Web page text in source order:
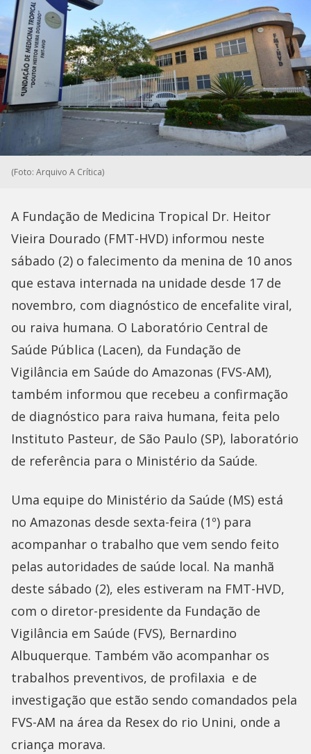
(Foto: Arquivo A Crítica)
A Fundação de Medicina Tropical Dr. Heitor
Vieira Dourado (FMT-HVD) informou neste
sábado (2) o falecimento da menina de 10 anos
que estava internada na unidade desde 17 de
novembro, com diagnóstico de encefalite viral,
ou raiva humana. O Laboratório Central de
Saúde Pública (Lacen), da Fundação de
Vigilância em Saúde do Amazonas (FVS-AM),
também informou que recebeu a confirmação
de diagnóstico para raiva humana, feita pelo
Instituto Pasteur, de São Paulo (SP), laboratório
de referência para o Ministério da Saúde.
Uma equipe do Ministério da Saúde (MS) está
no Amazonas desde sexta-feira (1º) para
acompanhar o trabalho que vem sendo feito
pelas autoridades de saúde local. Na manhã
deste sábado (2), eles estiveram na FMT-HVD,
com o diretor-presidente da Fundação de
Vigilância em Saúde (FVS), Bernardino
Albuquerque. Também vão acompanhar os
trabalhos preventivos, de profilaxia e de
investigação que estão sendo comandados pela
FVS-AM na área da Resex do rio Unini, onde a
criança morava.